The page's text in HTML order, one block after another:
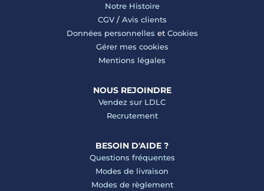
Notre Histoire
CGV/ Avis clients
Données personnelles et Cookies
Gérer mes cookies
Mentions légales
NOUS REJOINDRE
Vendez sur LDLC
Recrutement
BESOIN D'AIDE ?
Questions fréquentes
Modes de livraison
Modes de règlement